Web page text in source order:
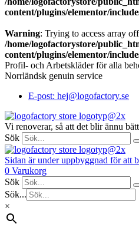
content/plugins/elementor/
Warning: Trying to access array
/home/logofactorystore/
content/plugins/elementor/
Profil- och Arbetskläder för alla
Norrländsk genuin service
E-post: hej@logofactory.se
Vi renoverar, så att det blir ännu
Sök
Sidan är under uppbyggnad för att
0 Varukorg
Sök
Sök...
×